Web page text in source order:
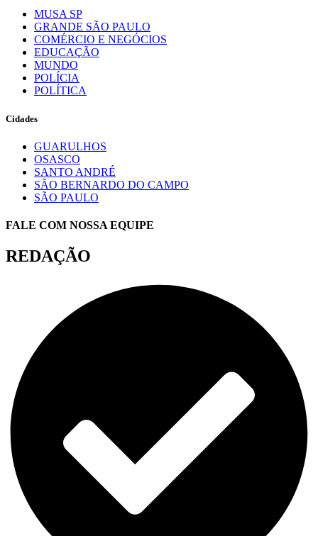
MUSA SP
GRANDE SÃO PAULO
COMÉRCIO E NEGÓCIOS
EDUCAÇÃO
MUNDO
POLÍCIA
POLÍTICA
Cidades
GUARULHOS
OSASCO
SANTO ANDRÉ
SÃO BERNARDO DO CAMPO
SÃO PAULO
FALE COM NOSSA EQUIPE
REDAÇÃO